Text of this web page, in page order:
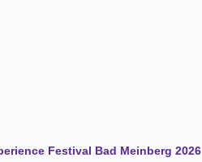
Festival Bad Meinberg 2026